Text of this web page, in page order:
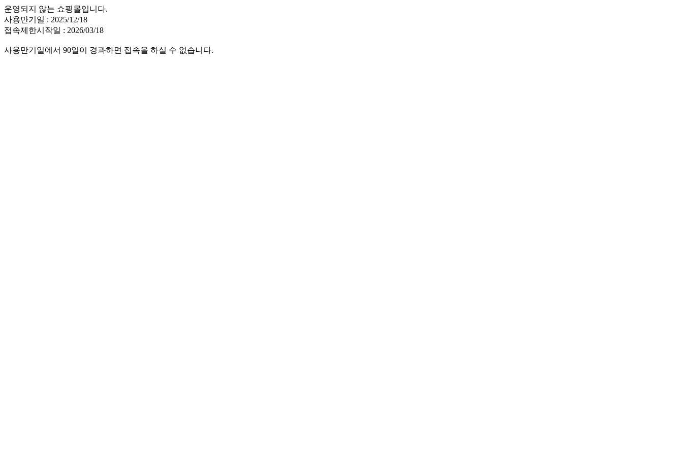
운영되지 않는 쇼핑몰입니다.
사용만기일 : 2025/12/18
접속제한시작일 : 2026/03/18
사용만기일에서 90일이 경과하면 접속을 하실 수 없습니다.